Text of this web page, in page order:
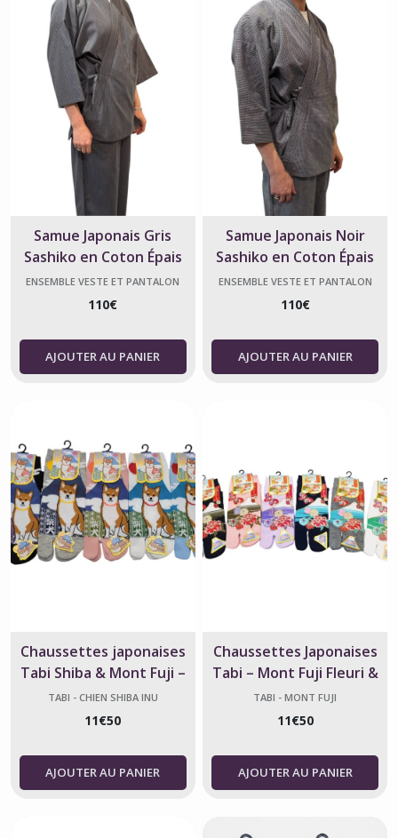
Samue Japonais Gris
Sashiko en Coton Épais
ENSEMBLE VESTE ET PANTALON
110€
AJOUTER AU PANIER
Samue Japonais Noir
Sashiko en Coton Épais
ENSEMBLE VESTE ET PANTALON
110€
AJOUTER AU PANIER
Chaussettes japonaises
Tabi Shiba & Mont Fuji –
Taille 40-44
TABI - CHIEN SHIBA INU
11€50
AJOUTER AU PANIER
Chaussettes Japonaises
Tabi – Mont Fuji Fleuri &
Papillons
TABI - MONT FUJI
11€50
AJOUTER AU PANIER